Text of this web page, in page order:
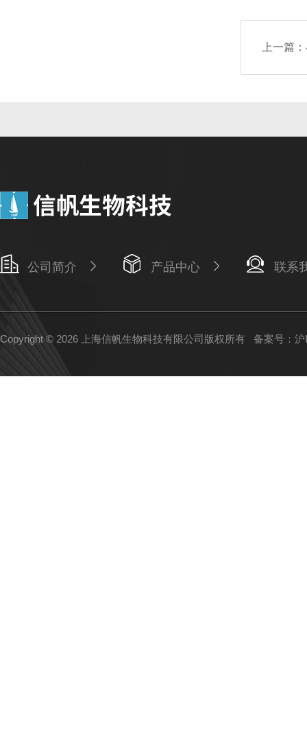
上一篇：
公司简介 产品中心 联系
Copyright © 2026 上海信帆生物科技有限公司版权所有 备案号：